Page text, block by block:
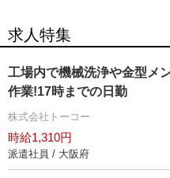
求人特集
工場内で機械洗浄や金型メ
作業!17時までの日勤
株式会社トーコー
時給1,310円
派遣社員 / 大阪府